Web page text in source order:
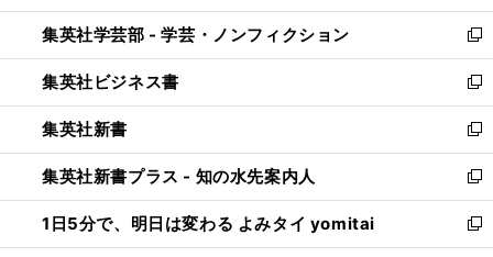
開
く
ウ
で
開
く
ン
ド
ウ
で
開
く
ウ
ィ
ン
ド
ウ
で
開
く
集英社学芸部 - 学芸・ノンフィクション
新
し
い
ウ
ィ
ン
ド
ウ
で
開
集英社ビジネス書
新
し
い
ウ
ィ
ン
ド
ウ
集英社新書
新
し
い
ウ
ィ
ン
集英社新書プラス - 知の水先案内人
新
し
い
ウ
1日5分で、明日は変わる よみタイ yomitai
新
し